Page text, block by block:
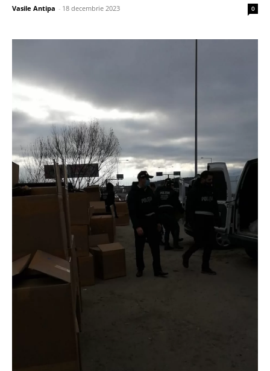
Vasile Antipa - 18 decembrie 2023 0